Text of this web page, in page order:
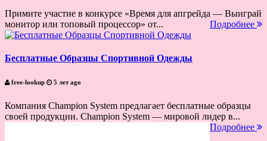
Примите участие в конкурсе «Время для апгрейда — Выиграй
монитор или топовый процессор» от...
Подробнее
Бесплатные Образцы Спортивной Одежды
free-lookup 5 лет ago
Компания Champion System предлагает бесплатные образцы
своей продукции. Champion System — мировой лидер в...
Подробнее